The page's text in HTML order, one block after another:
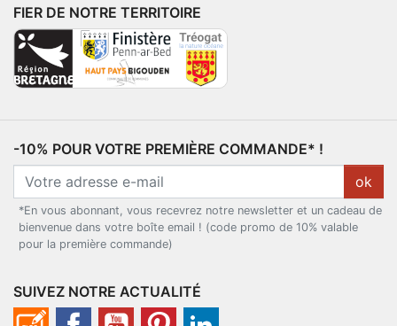
FIER DE NOTRE TERRITOIRE
-10% POUR VOTRE PREMIÈRE COMMANDE* !
ok
*En vous abonnant, vous recevrez notre newsletter et un cadeau de
bienvenue dans votre boîte email ! (code promo de 10% valable
pour la première commande)
SUIVEZ NOTRE ACTUALITÉ